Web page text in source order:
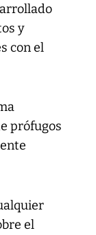
y
con el
prófugos
el